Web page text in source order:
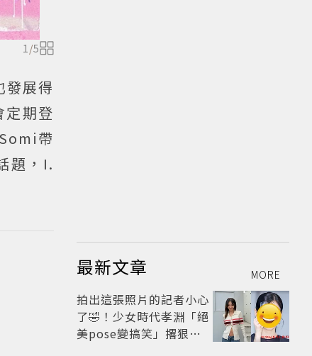
1 /5
展得
定期登
帶
題，I.
最新文章 MORE
拍出這張照片的記者小心
了🤣！少女時代孝淵「絕
美pose變搞笑」撂狠